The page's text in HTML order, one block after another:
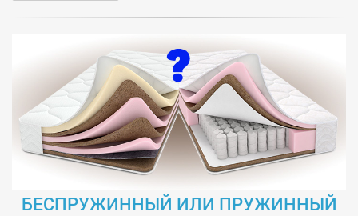
БЕСПРУЖИННЫЙ ИЛИ ПРУЖИННЫЙ